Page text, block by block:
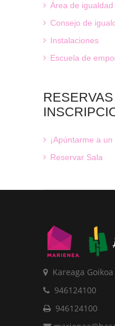
Área de igualdad
Consejo de
Instalaciones
Escuela de
RESERVAS
¡Apúntarme a un
Reservar Sala
Kareaga Goikoa
946124100
946124100